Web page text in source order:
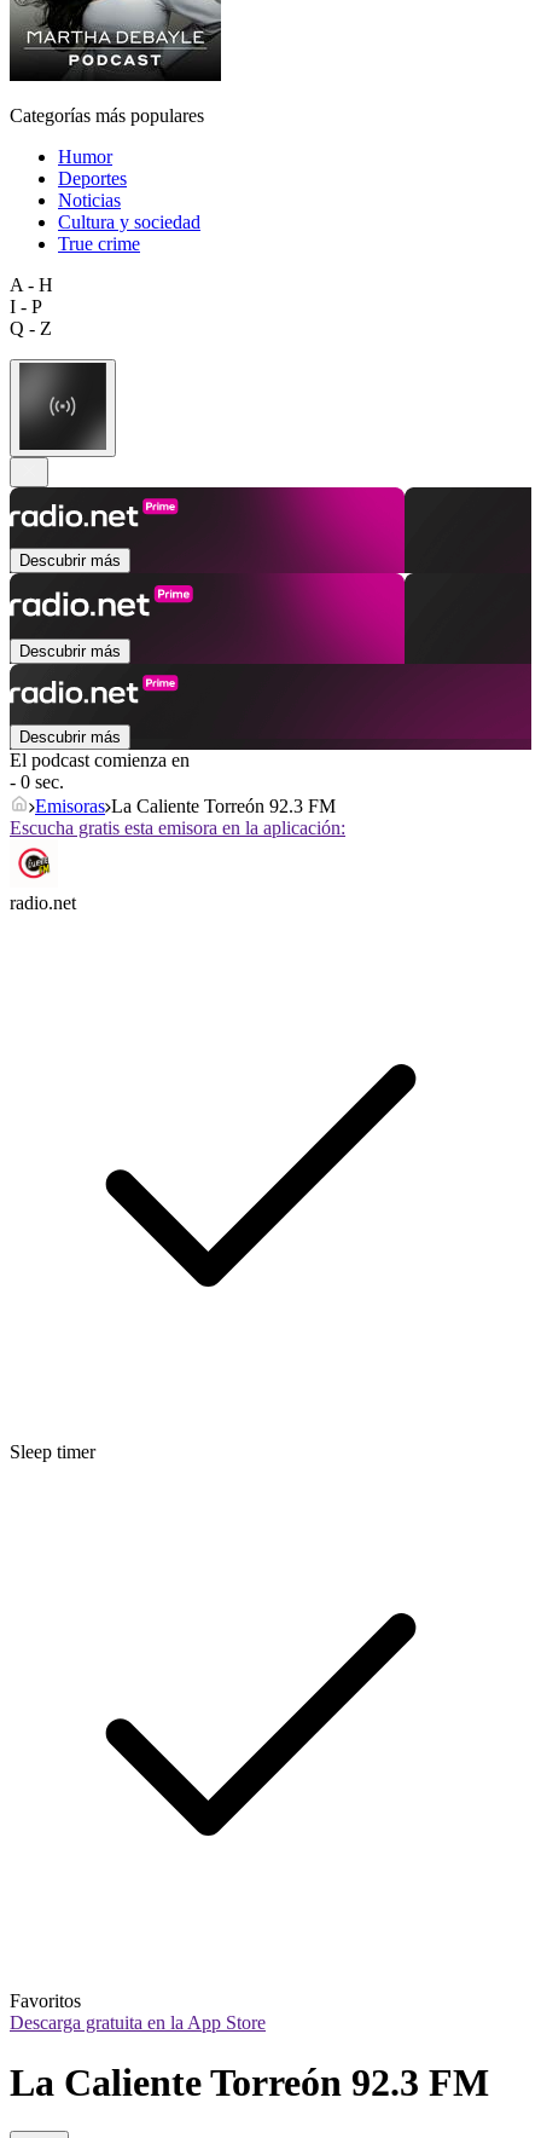
Categorías más populares
Humor
Deportes
Noticias
Cultura y sociedad
True crime
A - H
I - P
Q - Z
Descubrir más
Descubrir más
Descubrir más
El podcast comienza en
- 0 sec.
Emisoras La Caliente Torreón 92.3 FM
Escucha gratis esta emisora en la aplicación:
radio.net
Sleep timer
Favoritos
Descarga gratuita en la App Store
La Caliente Torreón 92.3 FM